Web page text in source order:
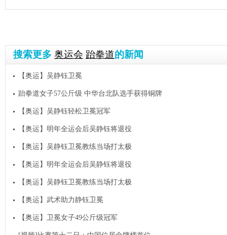
搜索更多 奥运会 跆拳道的新闻
【奥运】吴静钰卫冕
跆拳道女子57公斤级 中华台北队选手获得铜牌
【奥运】吴静钰轻松卫冕冠军
【奥运】明年全运会后吴静钰将退役
【奥运】吴静钰卫冕教练当场打太极
【奥运】明年全运会后吴静钰将退役
【奥运】吴静钰卫冕教练当场打太极
【奥运】武术助力静钰卫冕
【奥运】卫冕女子49公斤级冠军